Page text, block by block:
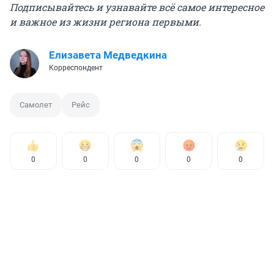
Подписывайтесь и узнавайте всё самое интересное
и важное из жизни региона первыми.
Елизавета Медведкина
Корреспондент
Самолет Рейс
0 0 0 0 0